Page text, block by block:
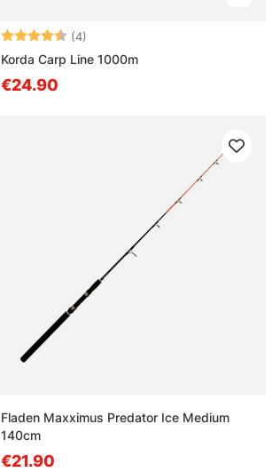
Arvio: (4)
Korda Carp Line 1000m
€24.90
Fladen Maxximus Predator Ice Medium
140cm
€21.90